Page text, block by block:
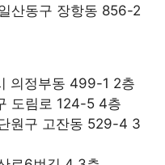
산동구 장항동 856-2
의정부동 499-1 2층
도림로 124-5 4층
원구 고잔동 529-4 3